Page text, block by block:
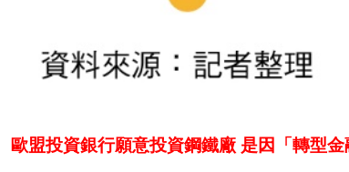
歐盟投資銀行願意投資鋼鐵廠 是因「轉型金